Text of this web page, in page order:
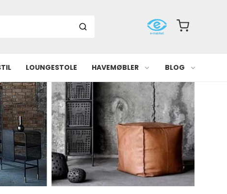
LOUNGESTOLE HAVEMØBLER BLOG